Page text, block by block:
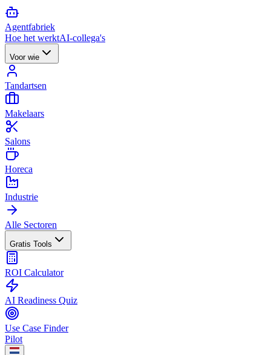
Agentfabriek
Hoe het werktAI-collega's
Voor wie
Tandartsen
Makelaars
Salons
Horeca
Industrie
Alle Sectoren
Gratis Tools
ROI Calculator
AI Readiness Quiz
Use Case Finder
Pilot